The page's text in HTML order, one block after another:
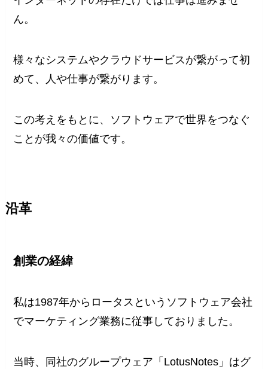
ん。
様々なシステムやクラウドサービスが繋がって初
めて、人や仕事が繋がります。
この考えをもとに、ソフトウェアで世界をつなぐ
ことが我々の価値です。
沿革
創業の経緯
私は1987年からロータスというソフトウェア会社
でマーケティング業務に従事しておりました。
当時、同社のグループウェア「LotusNotes」はグ